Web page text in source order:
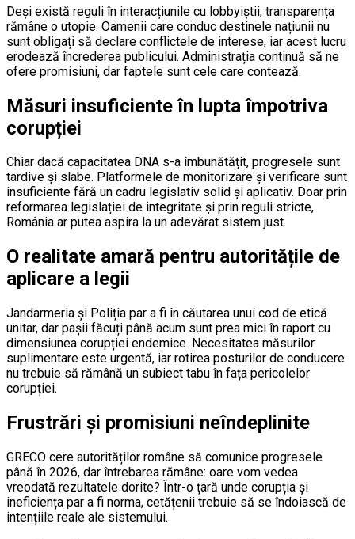
Deși există reguli în interacțiunile cu lobbyiștii, transparența
rămâne o utopie. Oamenii care conduc destinele națiunii nu
sunt obligați să declare conflictele de interese, iar acest lucru
erodează încrederea publicului. Administrația continuă să ne
ofere promisiuni, dar faptele sunt cele care contează.
Măsuri insuficiente în lupta împotriva
corupției
Chiar dacă capacitatea DNA s-a îmbunătățit, progresele sunt
tardive și slabe. Platformele de monitorizare și verificare sunt
insuficiente fără un cadru legislativ solid și aplicativ. Doar prin
reformarea legislației de integritate și prin reguli stricte,
România ar putea aspira la un adevărat sistem just.
O realitate amară pentru autoritățile de
aplicare a legii
Jandarmeria și Poliția par a fi în căutarea unui cod de etică
unitar, dar pașii făcuți până acum sunt prea mici în raport cu
dimensiunea corupției endemice. Necesitatea măsurilor
suplimentare este urgentă, iar rotirea posturilor de conducere
nu trebuie să rămână un subiect tabu în fața pericolelor
corupției.
Frustrări și promisiuni neîndeplinite
GRECO cere autorităților române să comunice progresele
până în 2026, dar întrebarea rămâne: oare vom vedea
vreodată rezultatele dorite? Într-o țară unde corupția și
ineficiența par a fi norma, cetățenii trebuie să se îndoiască de
intențiile reale ale sistemului.